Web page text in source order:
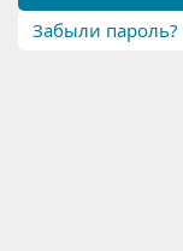
Забыли пароль?